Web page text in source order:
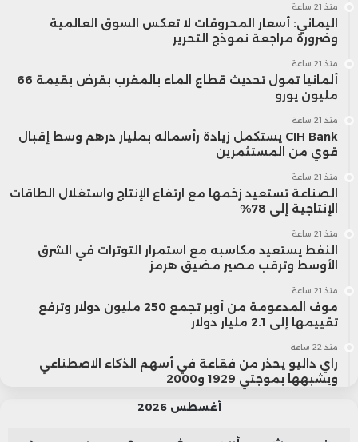
منذ 21 ساعة
اليماني: أسعار المحروقات لا تعكس السوق العالمية
وضرورة مراجعة نموذج التحرير
منذ 21 ساعة
ألمانيا تمول تحديث قطاع الماء بالمغرب بقرض بقيمة 66
مليون يورو
منذ 21 ساعة
CIH Bank يستكمل زيادة رأسماله بمليار درهم وسط إقبال
قوي من المستثمرين
منذ 21 ساعة
الصناعة تستعيد زخمها مع ارتفاع الإنتاج واستغلال الطاقات
الإنتاجية إلى 78%
منذ 21 ساعة
النفط يستعيد مكاسبه مع استمرار التوترات في الشرق
الأوسط وترقب مصير مضيق هرمز
منذ 21 ساعة
موف المدعومة من أوبر تجمع 250 مليون دولار وترفع
تقييمها إلى 2.1 مليار دولار
منذ 22 ساعة
راي داليو يحذر من فقاعة في أسهم الذكاء الاصطناعي
ويشبهها بموجتي 1929 و2000
أغسطس 2026